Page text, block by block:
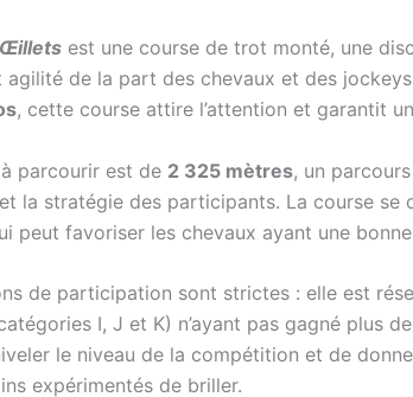
Œillets est une course de trot monté, une
de la part des chevaux et des
, cette course attire l’attention et garantit
parcourir est de 2 325 mètres, un
et la stratégie des participants. La course se
peut favoriser les chevaux ayant une
de participation sont strictes : elle est
I, J et K) n’ayant pas gagné plus de
le niveau de la compétition et de
expérimentés de briller.